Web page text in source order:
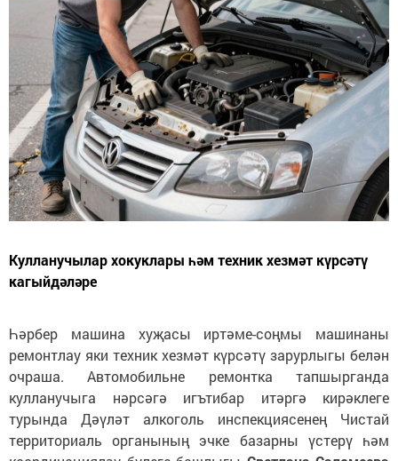
Кулланучылар хокуклары һәм техник хезмәт күрсәтү
кагыйдәләре
Һәрбер машина хуҗасы иртәме-соңмы машинаны
ремонтлау яки техник хезмәт күрсәтү зарурлыгы белән
очраша. Автомобильне ремонтка тапшырганда
кулланучыга нәрсәгә игътибар итәргә кирәклеге
турында Дәүләт алкоголь инспекциясенең Чистай
территориаль органының эчке базарны үстерү һәм